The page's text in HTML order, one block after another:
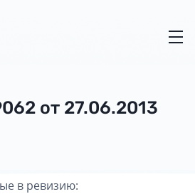
от 27.06.2013
в ревизию: